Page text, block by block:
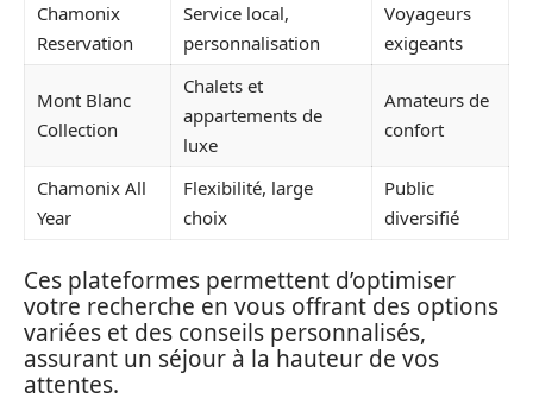
Chamonix
Reservation
Service local,
personnalisation
Voyageurs
exigeants
Mont Blanc
Collection
Chalets et
appartements de
luxe
Amateurs de
confort
Chamonix All
Year
Flexibilité, large
choix
Public
diversifié
Ces plateformes permettent d’optimiser
votre recherche en vous offrant des options
variées et des conseils personnalisés,
assurant un séjour à la hauteur de vos
attentes.